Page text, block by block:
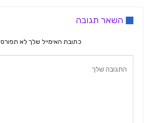
השאר תגובה
כתובת האימייל שלך לא